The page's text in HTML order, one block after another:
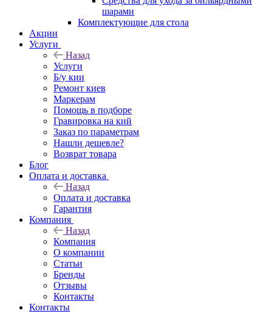
шарами
Комплектующие для стола
Акции
Услуги
Назад
Услуги
Б/у кии
Ремонт киев
Маркерам
Помощь в подборе
Гравировка на кий
Заказ по параметрам
Нашли дешевле?
Возврат товара
Блог
Оплата и доставка
Назад
Оплата и доставка
Гарантия
Компания
Назад
Компания
О компании
Статьи
Бренды
Отзывы
Контакты
Контакты